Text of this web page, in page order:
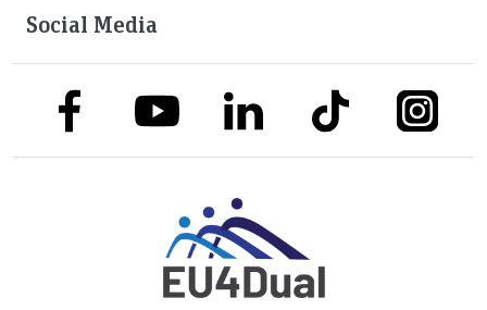
Social Media
link to facebooklink to youtubelink to linkedinlink to tiktok link to